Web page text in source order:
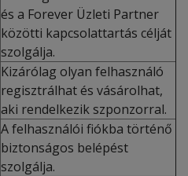
és a Forever Üzleti Partner
közötti kapcsolattartás célját
szolgálja.
Kizárólag olyan felhasználó
regisztrálhat és vásárolhat,
aki rendelkezik szponzorral.
A felhasználói fiókba történő
biztonságos belépést
szolgálja.